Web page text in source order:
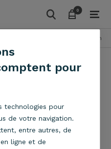
00
Metropolight
CARTON
Filtrer par
NOUVEAU
pour
technologies pour
de votre navigation.
entre autres, de
ligne et de